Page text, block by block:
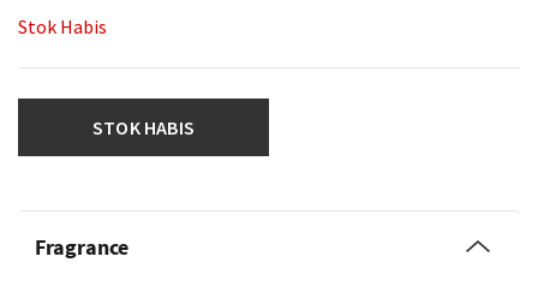
Stok Habis
STOK HABIS
Fragrance